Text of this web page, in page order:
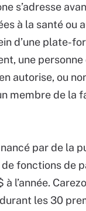
s’adresse
à la santé ou
d’une plate-
une
autorise, ou
membre de la
par de la
fonctions de
l’année.
les 30